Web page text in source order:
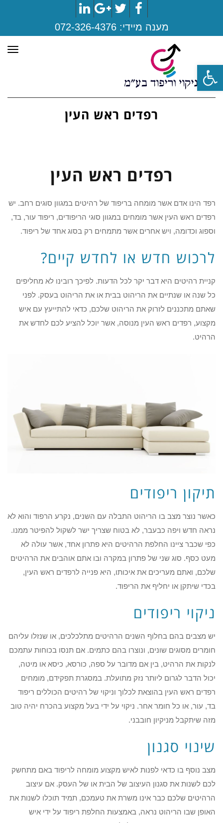
פתח סרגל נגישות
Facebook
Twitter
Google+
LinkedIn
מענה מיידי:072-326-4376
רפדים ראש העין
רפדים ראש העין
רפד הינו אדם אשר מומחה בריפוד של רהיטים במגוון סוגים רחב. יש
רפדים ראש העין אשר מומחים במגוון סוגי הריפודים, ריפוד עור, בד,
וספוג וכדומה, ויש אחרים אשר מתמחים רק בסוג אחד של ריפוד.
לרכוש חדש או לחדש קיים?
קניית רהיטים היא דבר יקר לכל הדעות. לפיכך רובינו לא מחליפים
כל שנה או שנתיים את הריהוט בבית או את הריהוט בעסק. לפני
שאתם מתכננים לזרוק את הריהוט שלכם, כדאי להתייעץ עם איש
מקצוע, רפדים ראש העין מנוסה, אשר יוכל להציע לכם לחדש את
הרהיט.
תיקון ריפודים
כאשר נוצר מצב בו הריהוט התבלה עם השנים, נקרע הרפוד והוא לא
נראה חדש ויפה כבעבר, לא בטוח שצריך ישר לשקול להפיטר ממנו.
כפי שכבר ציינו החלפת הרהיטים היא פתרון אחד, אשר עולה לא
מעט כסף. סוג שני של פתרון במקרה ובו אתם אוהבים את הרהיטים
שלכם, ואתם מעריכים את איכותו, היא פנייה לרפדים ראש העין,
בכדי שיתקן או יחליף את הריפוד.
ניקוי ריפודים
יש מצבים בהם בחלוף השנים הרהיטים מתלכלכים, או שנזלו עליהם
חומרים מסוגים שונים, ונוצרו בהם כתמים. אם תנסו בכוחות עתמכם
לנקות את הרהיט, בין אם מדובר על ספה, כורסא, כיסא או מיטה,
יכול הדבר לגרום ליותר נזק מתועלת. במסגרת תפקידם, מומחים
רפדים ראש העין בהוצאת לכלוך וניקוי של רהיטים הכוללים ריפוד
בד, עור, או כל חומר אחר. ניקוי על ידי בעל מקצוע בהכרח יהיה טוב
מזה שיתקבל מניקיון חובבני.
שינוי סגנון
מצב נוסף בו כדאי לפנות לאיש מקצוע מומחה לריפוד באם מתחשק
לכם לשנות את סגנון העיצוב של הבית או של העסק. אם עיצוב
הרהיטים שלכם כבר אינו משרת את טעמכם, תמיד תוכלו לשנות את
האופן שבו הריהוט נראה, באמצעות החלפת ריפוד על ידי איש